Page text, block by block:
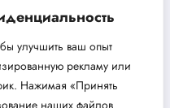
улучшить ваш опыт
рекламу или
Нажимая «Принять
наших файлов
GP80 —
водооткачки